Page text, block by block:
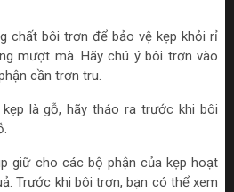
chất bôi trơn để bảo vệ kẹp khỏi rỉ
mượt mà. Hãy chú ý bôi trơn vào
cần trơn tru.
là gỗ, hãy tháo ra trước khi bôi
giữ cho các bộ phận của kẹp hoạt
Trước khi bôi trơn, bạn có thể xem